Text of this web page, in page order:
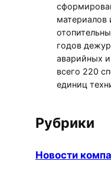
материалов
годов
аварийных
всего 220
единиц
Рубрики
Новости